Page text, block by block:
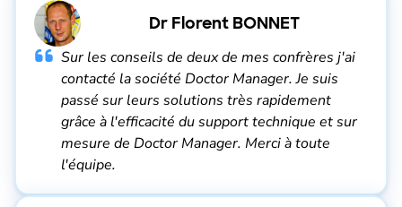
Dr Florent BONNET
Sur les conseils de deux de mes confrères j'ai
contacté la société Doctor Manager. Je suis
passé sur leurs solutions très rapidement
grâce à l'efficacité du support technique et sur
mesure de Doctor Manager. Merci à toute
l'équipe.